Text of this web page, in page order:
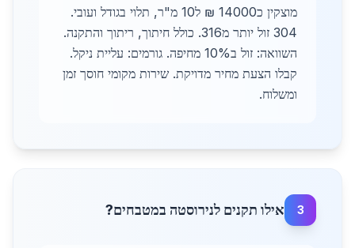
מוצקין כ14000 ₪ ל10 מ"ר, תלוי בגודל ועובי.
304 זול יותר מ316. כולל חיתוך, ריתוך והתקנה.
השוואה: זול ב10% מחיפה. גורמים: עליית ניקל.
קבלו הצעת מחיר מדויקת. שירות מקומי חוסך זמן
ומשלוח.
3 אילו תקנים לנירוסטה במטבחים?